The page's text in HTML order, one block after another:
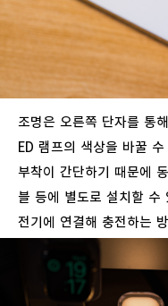
조명은 오른쪽 단자를 통해
ED 램프의 색상을 바꿀 수
부착이 간단하기 때문에
블 등에 별도로 설치할 수
전기에 연결해 충전하는